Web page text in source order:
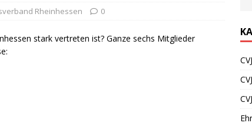
Rheinhessen 0
stark vertreten ist? Ganze sechs Mitglieder